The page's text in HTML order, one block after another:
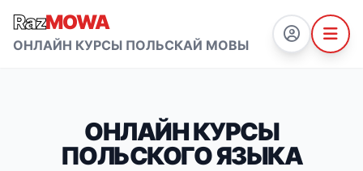
RazMOWA
ОНЛАЙН КУРСЫ ПОЛЬСКАЙ МОВЫ
ОНЛАЙН КУРСЫ
ПОЛЬСКОГО ЯЗЫКА